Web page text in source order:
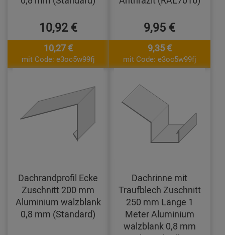
10,92 €
10,27 €
mit Code: e3oc5w99fj
9,95 €
9,35 €
mit Code: e3oc5w99fj
Dachrandprofil Ecke
Zuschnitt 200 mm
Aluminium walzblank
0,8 mm (Standard)
Dachrinne mit
Traufblech Zuschnitt
250 mm Länge 1
Meter Aluminium
walzblank 0,8 mm